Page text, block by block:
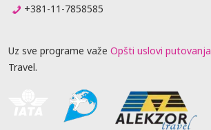
+381-11-7858585
Uz sve programe važe Opšti uslovi putovanja
Travel.